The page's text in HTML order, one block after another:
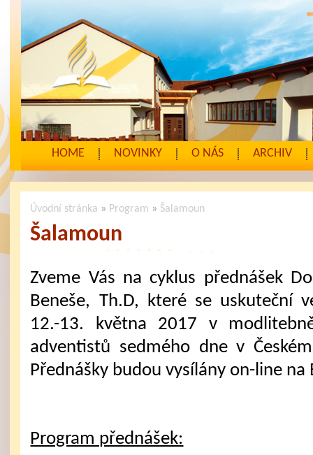
HOME NOVINKY O NÁS ARCHIV
Úvodní stránka » Program » Šalamoun
Šalamoun
Zveme Vás na cyklus přednášek
Beneše, Th.D, které se uskuteční
12.-13. května 2017 v
adventistů sedmého dne v
Přednášky budou vysílány on-line na
Program přednášek: